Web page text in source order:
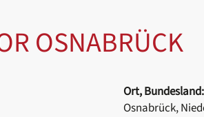
OSNABRÜCK
Ort, Bundesland:
Osnabrück,